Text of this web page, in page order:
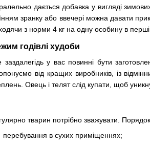
дається добавка у вигляді
зранку або ввечері можна давати
з норми 4 кг на одну особину в перші
годівлі худоби
у вас повинні бути
від кращих виробників, із
Овець і телят слід купати, щоб
тварин потрібно зважувати.
перебування в сухих приміщеннях;